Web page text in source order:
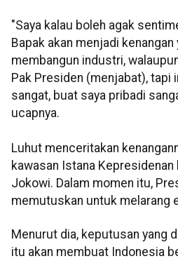
"Saya kalau boleh agak
Bapak akan menjadi kenangan
membangun industri,
Pak Presiden (menjabat), tapi
sangat, buat saya pribadi
ucapnya.
Luhut menceritakan
kawasan Istana
Jokowi. Dalam momen itu,
memutuskan untuk melarang
Menurut dia, keputusan yang
itu akan membuat Indonesia